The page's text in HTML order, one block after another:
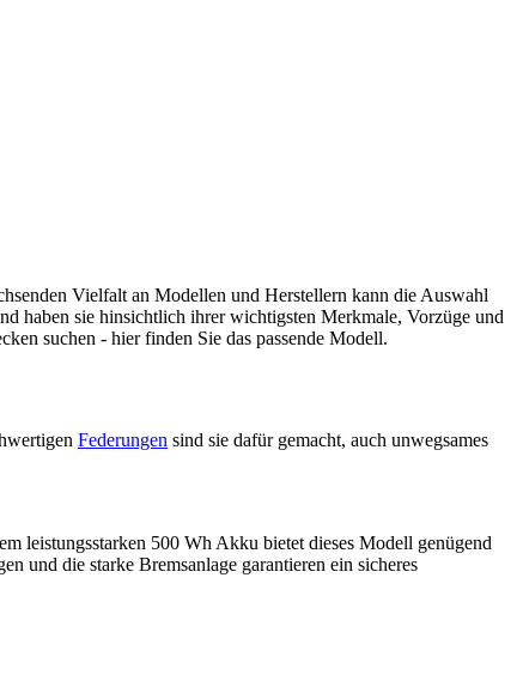
Vielfalt an Modellen und Herstellern kann die Auswahl
haben sie hinsichtlich ihrer wichtigsten Merkmale, Vorzüge und
suchen - hier finden Sie das passende Modell.
Federungen sind sie dafür gemacht, auch unwegsames
leistungsstarken 500 Wh Akku bietet dieses Modell genügend
und die starke Bremsanlage garantieren ein sicheres